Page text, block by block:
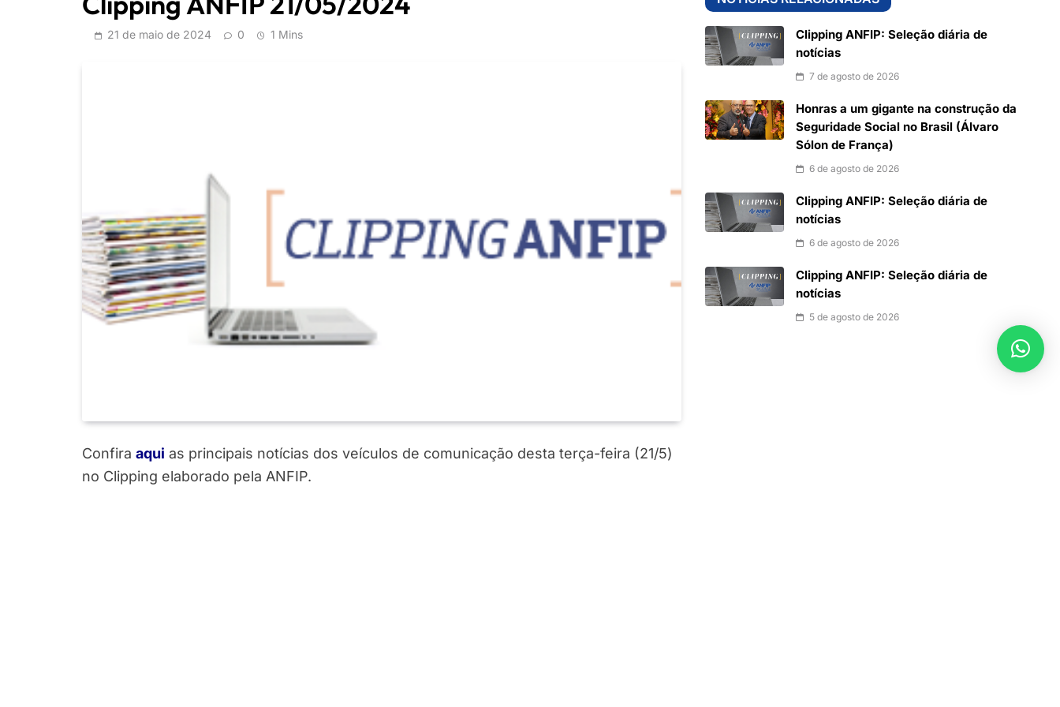
21 de maio de 2024 0 1 Mins
Confira aqui as principais notícias dos veículos de comunicação desta terça-feira (21/5)
no Clipping elaborado pela ANFIP.
Clipping ANFIP: Seleção diária de
notícias
7 de agosto de 2026
Honras a um gigante na construção da
Seguridade Social no Brasil (Álvaro
Sólon de França)
6 de agosto de 2026
Clipping ANFIP: Seleção diária de
notícias
6 de agosto de 2026
Clipping ANFIP: Seleção diária de
notícias
5 de agosto de 2026